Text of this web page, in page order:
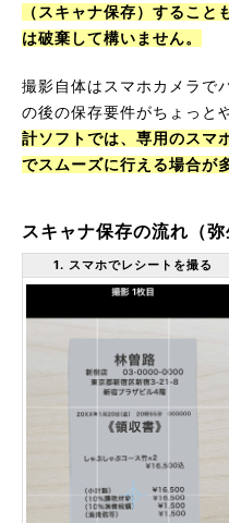
（スキャナ保存）するこ
は破棄して構いません。
撮影自体はスマホカメラで
の後の保存要件がちょっと
計ソフトでは、専用のスマ
でスムーズに行える場合が
スキャナ保存の流れ（弥
1. スマホでレシートを撮る